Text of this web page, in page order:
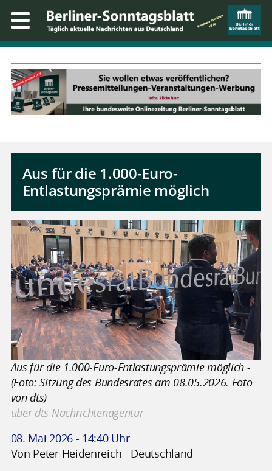
Aus für die 1.000-Euro-
Entlastungsprämie möglich
Aus für die 1.000-Euro-Entlastungsprämie möglich -
(Foto: Sitzung des Bundesrates am 08.05.2026. Foto
von dts)
über dts Nachrichtenagentur
08. Mai 2026 - 14:40 Uhr
Von Peter Heidenreich - Deutschland